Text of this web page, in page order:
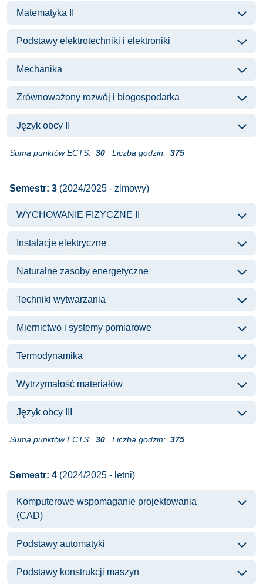
Matematyka II
Podstawy elektrotechniki i elektroniki
Mechanika
Zrównoważony rozwój i biogospodarka
Język obcy II
Suma punktów ECTS: 30 Liczba godzin: 375
Semestr: 3 (2024/2025 - zimowy)
WYCHOWANIE FIZYCZNE II
Instalacje elektryczne
Naturalne zasoby energetyczne
Techniki wytwarzania
Miernictwo i systemy pomiarowe
Termodynamika
Wytrzymałość materiałów
Język obcy III
Suma punktów ECTS: 30 Liczba godzin: 375
Semestr: 4 (2024/2025 - letni)
Komputerowe wspomaganie projektowania
(CAD)
Podstawy automatyki
Podstawy konstrukcji maszyn